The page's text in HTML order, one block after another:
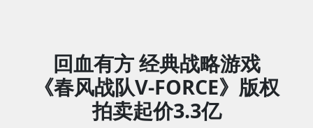
回血有方 经典战略游戏
《春风战队V-FORCE》版权
拍卖起价3.3亿